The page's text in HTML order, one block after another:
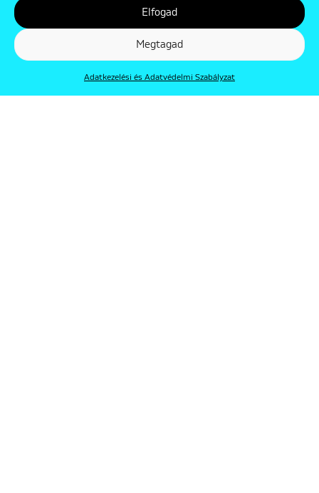
Elfogad
Megtagad
Adatkezelési és Adatvédelmi Szabályzat